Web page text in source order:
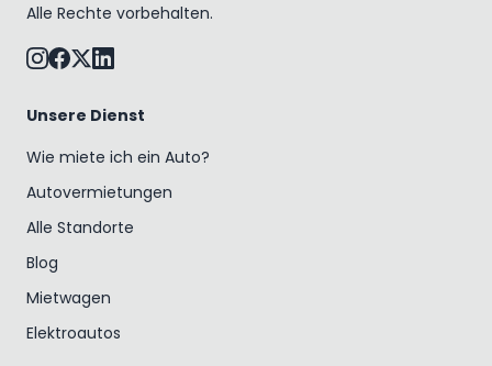
Alle Rechte vorbehalten.
Unsere Dienst
Wie miete ich ein Auto?
Autovermietungen
Alle Standorte
Blog
Mietwagen
Elektroautos